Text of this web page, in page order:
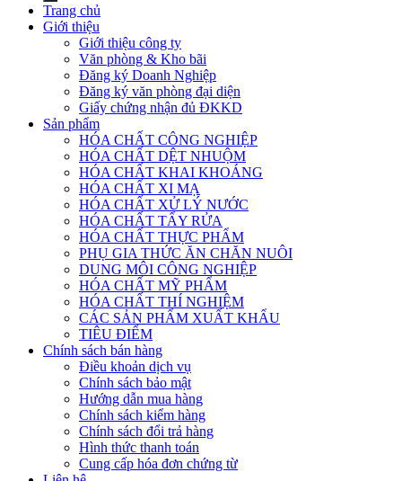
Trang chủ
Giới thiệu
Giới thiệu công ty
Văn phòng & Kho bãi
Đăng ký Doanh Nghiệp
Đăng ký văn phòng đại diện
Giấy chứng nhận đủ ĐKKD
Sản phẩm
HÓA CHẤT CÔNG NGHIỆP
HÓA CHẤT DỆT NHUỘM
HÓA CHẤT KHAI KHOÁNG
HÓA CHẤT XI MẠ
HÓA CHẤT XỬ LÝ NƯỚC
HÓA CHẤT TẨY RỬA
HÓA CHẤT THỰC PHẨM
PHỤ GIA THỨC ĂN CHĂN NUÔI
DUNG MÔI CÔNG NGHIỆP
HÓA CHẤT MỸ PHẨM
HÓA CHẤT THÍ NGHIỆM
CÁC SẢN PHẨM XUẤT KHẨU
TIÊU ĐIỂM
Chính sách bán hàng
Điều khoản dịch vụ
Chính sách bảo mật
Hướng dẫn mua hàng
Chính sách kiểm hàng
Chính sách đổi trả hàng
Hình thức thanh toán
Cung cấp hóa đơn chứng từ